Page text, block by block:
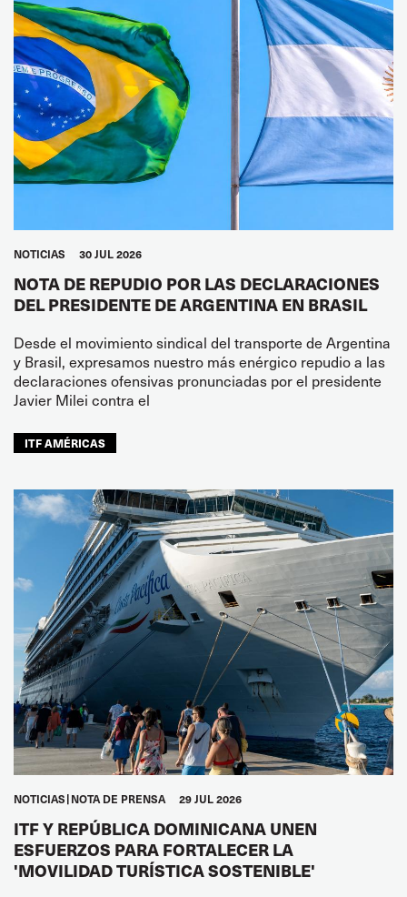
NOTICIAS 30 JUL 2026
NOTA DE REPUDIO POR LAS DECLARACIONES
DEL PRESIDENTE DE ARGENTINA EN BRASIL
Desde el movimiento sindical del transporte de Argentina
y Brasil, expresamos nuestro más enérgico repudio a las
declaraciones ofensivas pronunciadas por el presidente
Javier Milei contra el
ITF AMÉRICAS
NOTICIAS NOTA DE PRENSA 29 JUL 2026
ITF Y REPÚBLICA DOMINICANA UNEN
ESFUERZOS PARA FORTALECER LA
'MOVILIDAD TURÍSTICA SOSTENIBLE'